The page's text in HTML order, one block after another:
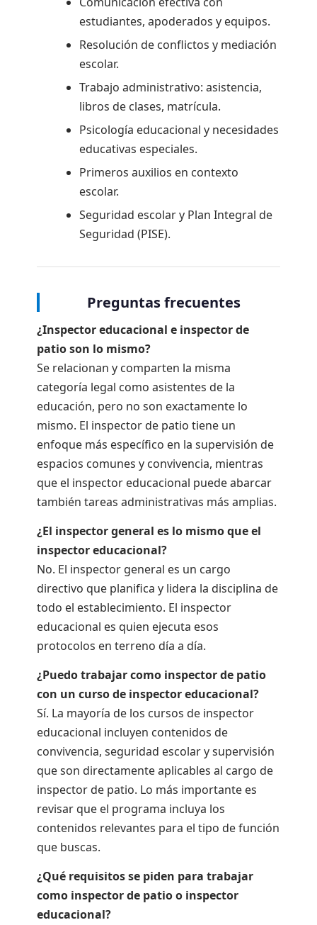
estudiantes, apoderados y equipos.
Resolución de conflictos y mediación
escolar.
Trabajo administrativo: asistencia,
libros de clases, matrícula.
Psicología educacional y necesidades
educativas especiales.
Primeros auxilios en contexto
escolar.
Seguridad escolar y Plan Integral de
Seguridad (PISE).
Preguntas frecuentes
¿Inspector educacional e inspector de
patio son lo mismo?
Se relacionan y comparten la misma
categoría legal como asistentes de la
educación, pero no son exactamente lo
mismo. El inspector de patio tiene un
enfoque más específico en la supervisión de
espacios comunes y convivencia, mientras
que el inspector educacional puede abarcar
también tareas administrativas más amplias.
¿El inspector general es lo mismo que el
inspector educacional?
No. El inspector general es un cargo
directivo que planifica y lidera la disciplina de
todo el establecimiento. El inspector
educacional es quien ejecuta esos
protocolos en terreno día a día.
¿Puedo trabajar como inspector de patio
con un curso de inspector educacional?
Sí. La mayoría de los cursos de inspector
educacional incluyen contenidos de
convivencia, seguridad escolar y supervisión
que son directamente aplicables al cargo de
inspector de patio. Lo más importante es
revisar que el programa incluya los
contenidos relevantes para el tipo de función
que buscas.
¿Qué requisitos se piden para trabajar
como inspector de patio o inspector
educacional?